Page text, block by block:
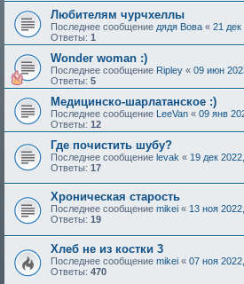
Любителям чурчхеллы
Последнее сообщение дядя Вова « 21 дек
Ответы: 1
Wonder woman :)
Последнее сообщение Ripley « 09 июн
Ответы: 5
Медицинско-шарлатанское :)
Последнее сообщение LeeVan « 09 янв
Ответы: 12
Где почистить шубу?
Последнее сообщение levak « 19 дек
Ответы: 17
Хроническая старость
Последнее сообщение mikei « 13 ноя
Ответы: 19
Хлеб не из костки 3
Последнее сообщение mikei « 07 ноя
Ответы: 470